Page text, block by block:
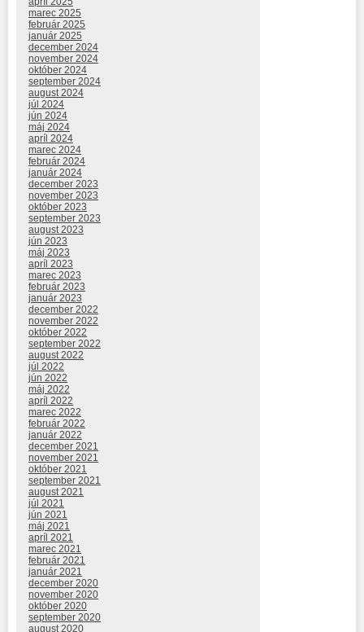
marec 2025
február 2025
január 2025
december 2024
november 2024
október 2024
september 2024
august 2024
júl 2024
jún 2024
máj 2024
apríl 2024
marec 2024
február 2024
január 2024
december 2023
november 2023
október 2023
september 2023
august 2023
jún 2023
máj 2023
apríl 2023
marec 2023
február 2023
január 2023
december 2022
november 2022
október 2022
september 2022
august 2022
júl 2022
jún 2022
máj 2022
apríl 2022
marec 2022
február 2022
január 2022
december 2021
november 2021
október 2021
september 2021
august 2021
júl 2021
jún 2021
máj 2021
apríl 2021
marec 2021
február 2021
január 2021
december 2020
november 2020
október 2020
september 2020
august 2020